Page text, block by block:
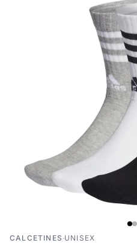
CALCETINES ·UNISEX